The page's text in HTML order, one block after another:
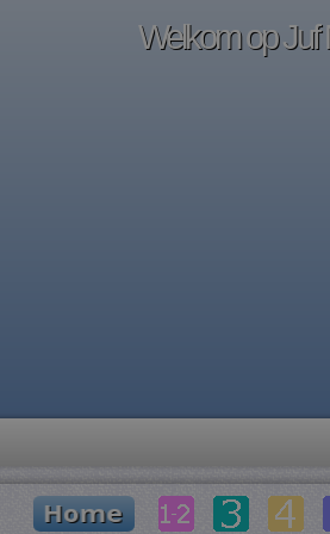
Welkom op Juf